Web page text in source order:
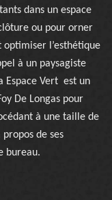
dans un espace
ou pour orner
optimiser l’esthétique
à un paysagiste
Espace Vert est un
De Longas pour
à une taille de
de ses
bureau.